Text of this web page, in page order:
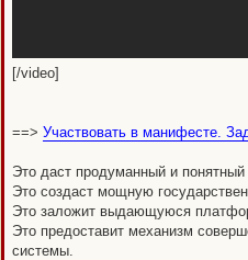
[/video]
==> Участвовать в манифесте.
Это даст продуманный и понятный
Это создаст мощную
Это заложит выдающуюся
Это предоставит механизм
системы.